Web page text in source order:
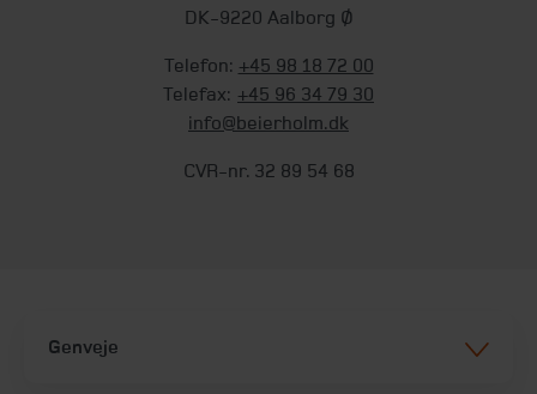
DK-9220 Aalborg Ø
Telefon: +45 98 18 72 00
Telefax: +45 96 34 79 30
info@beierholm.dk
CVR-nr. 32 89 54 68
Genveje